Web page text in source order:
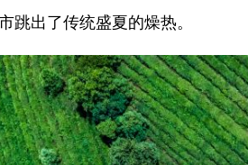
出了传统盛夏的燥热。